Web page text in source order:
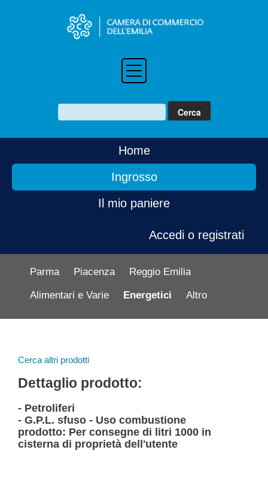
Home
Ingrosso
Il mio paniere
Accedi o registrati
Parma Piacenza Reggio Emilia
Alimentari e Varie Energetici Altro
Cerca altri prodotti
Dettaglio prodotto:
- Petroliferi
- G.P.L. sfuso - Uso combustione
prodotto: Per consegne di litri 1000 in
cisterna di proprietà dell'utente